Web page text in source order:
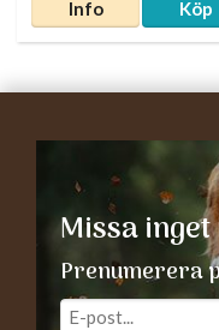
Info Köp
Missa
Prenumerera